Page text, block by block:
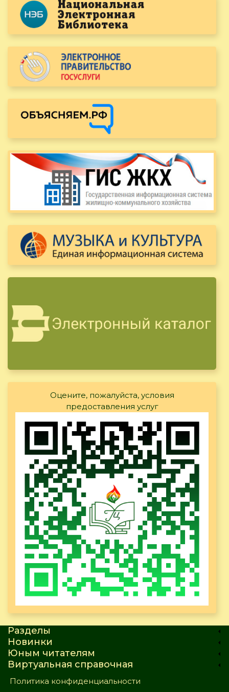
Оцените, пожалуйста, условия
предоставления услуг
Разделы
Новинки
Юным читателям
Виртуальная справочная
Политика конфиденциальности